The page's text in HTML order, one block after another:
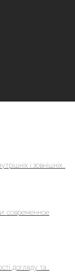
і зовнішніх...
современное
догляду та...